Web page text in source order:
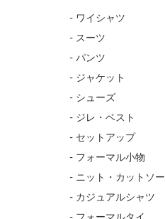
- ワイシャツ
- スーツ
- パンツ
- ジャケット
- シューズ
- ジレ・ベスト
- セットアップ
- フォーマル小物
- ニット・カットソー
- カジュアルシャツ